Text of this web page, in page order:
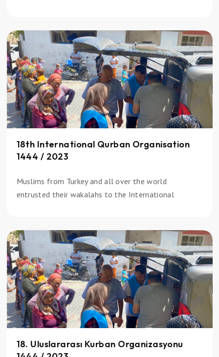
18th International Qurban Organisation
1444 / 2023
Muslims from Turkey and all over the world
entrusted their wakalahs to the International
18. Uluslararası Kurban Organizasyonu